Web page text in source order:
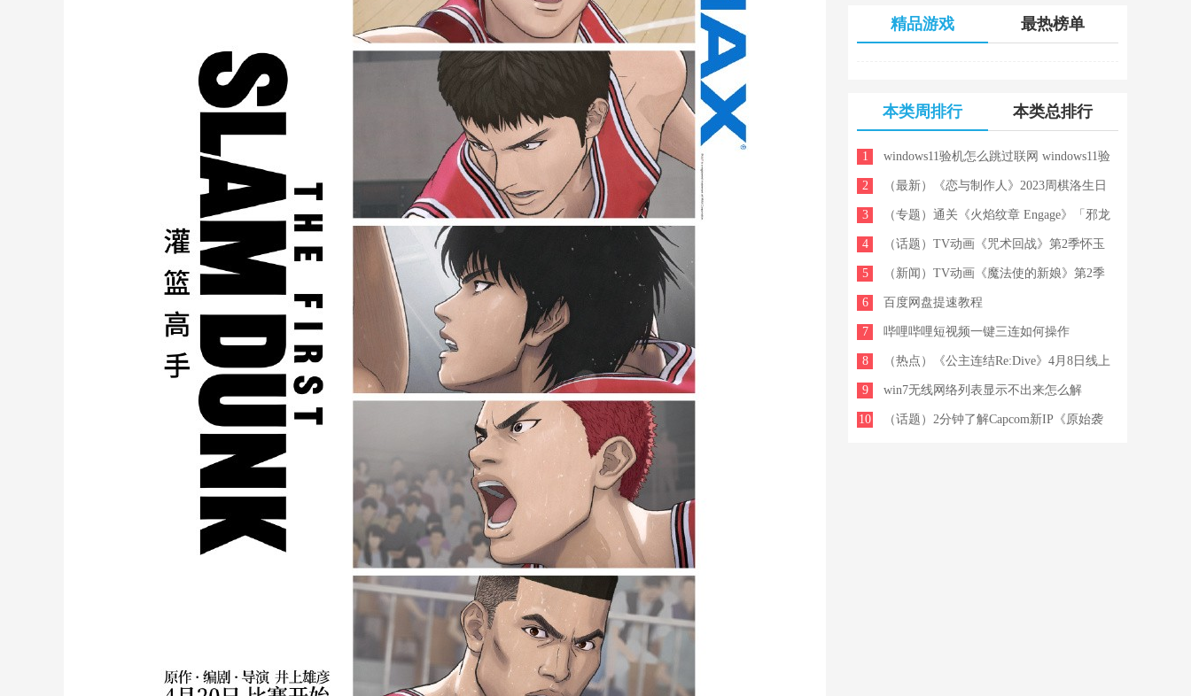
精品游戏 最热榜单
本类周排行 本类总排行
1 windows11验机怎么跳过联网 windows11验
机跳过联网教程大全一览
2 （最新）《恋与制作人》2023周棋洛生日
主题手机壁纸
3 （专题）通关《火焰纹章 Engage》「邪龙
之章」后，盟友将会出现在主线剧情中
4 （话题）TV动画《咒术回战》第2季怀玉
玉折，五条悟 夏油杰角色视觉图公开
5 （新闻）TV动画《魔法使的新娘》第2季
新剧照公开 6日开播！
6 百度网盘提速教程
7 哔哩哔哩短视频一键三连如何操作
8 （热点）《公主连结Re:Dive》4月8日线上
更新公告
9 win7无线网络列表显示不出来怎么解
决,win7无线网络列表显示不出来
10 （话题）2分钟了解Capcom新IP《原始袭